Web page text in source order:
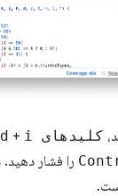
کلیدهای Command + i
را فشار دهید.